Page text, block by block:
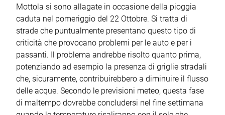
Mottola si sono allagate in occasione della pioggia
caduta nel pomeriggio del 22 Ottobre. Si tratta di
strade che puntualmente presentano questo tipo di
criticità che provocano problemi per le auto e per i
passanti. Il problema andrebbe risolto quanto prima,
potenziando ad esempio la presenza di griglie stradali
che, sicuramente, contribuirebbero a diminuire il flusso
delle acque. Secondo le previsioni meteo, questa fase
di maltempo dovrebbe concludersi nel fine settimana